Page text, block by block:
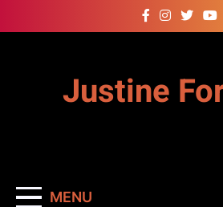
to
Justine
MENU